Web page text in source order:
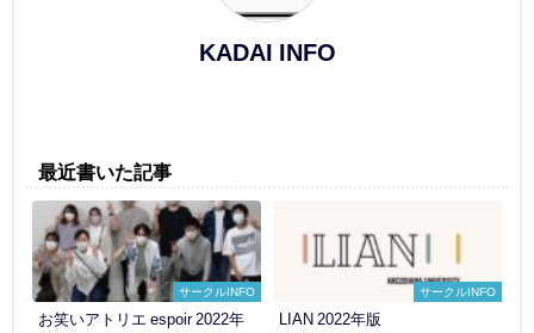
KADAI INFO
最近書いた記事
サークルINFO
お笑いアトリエ espoir 2022年
サークルINFO
LIAN 2022年版